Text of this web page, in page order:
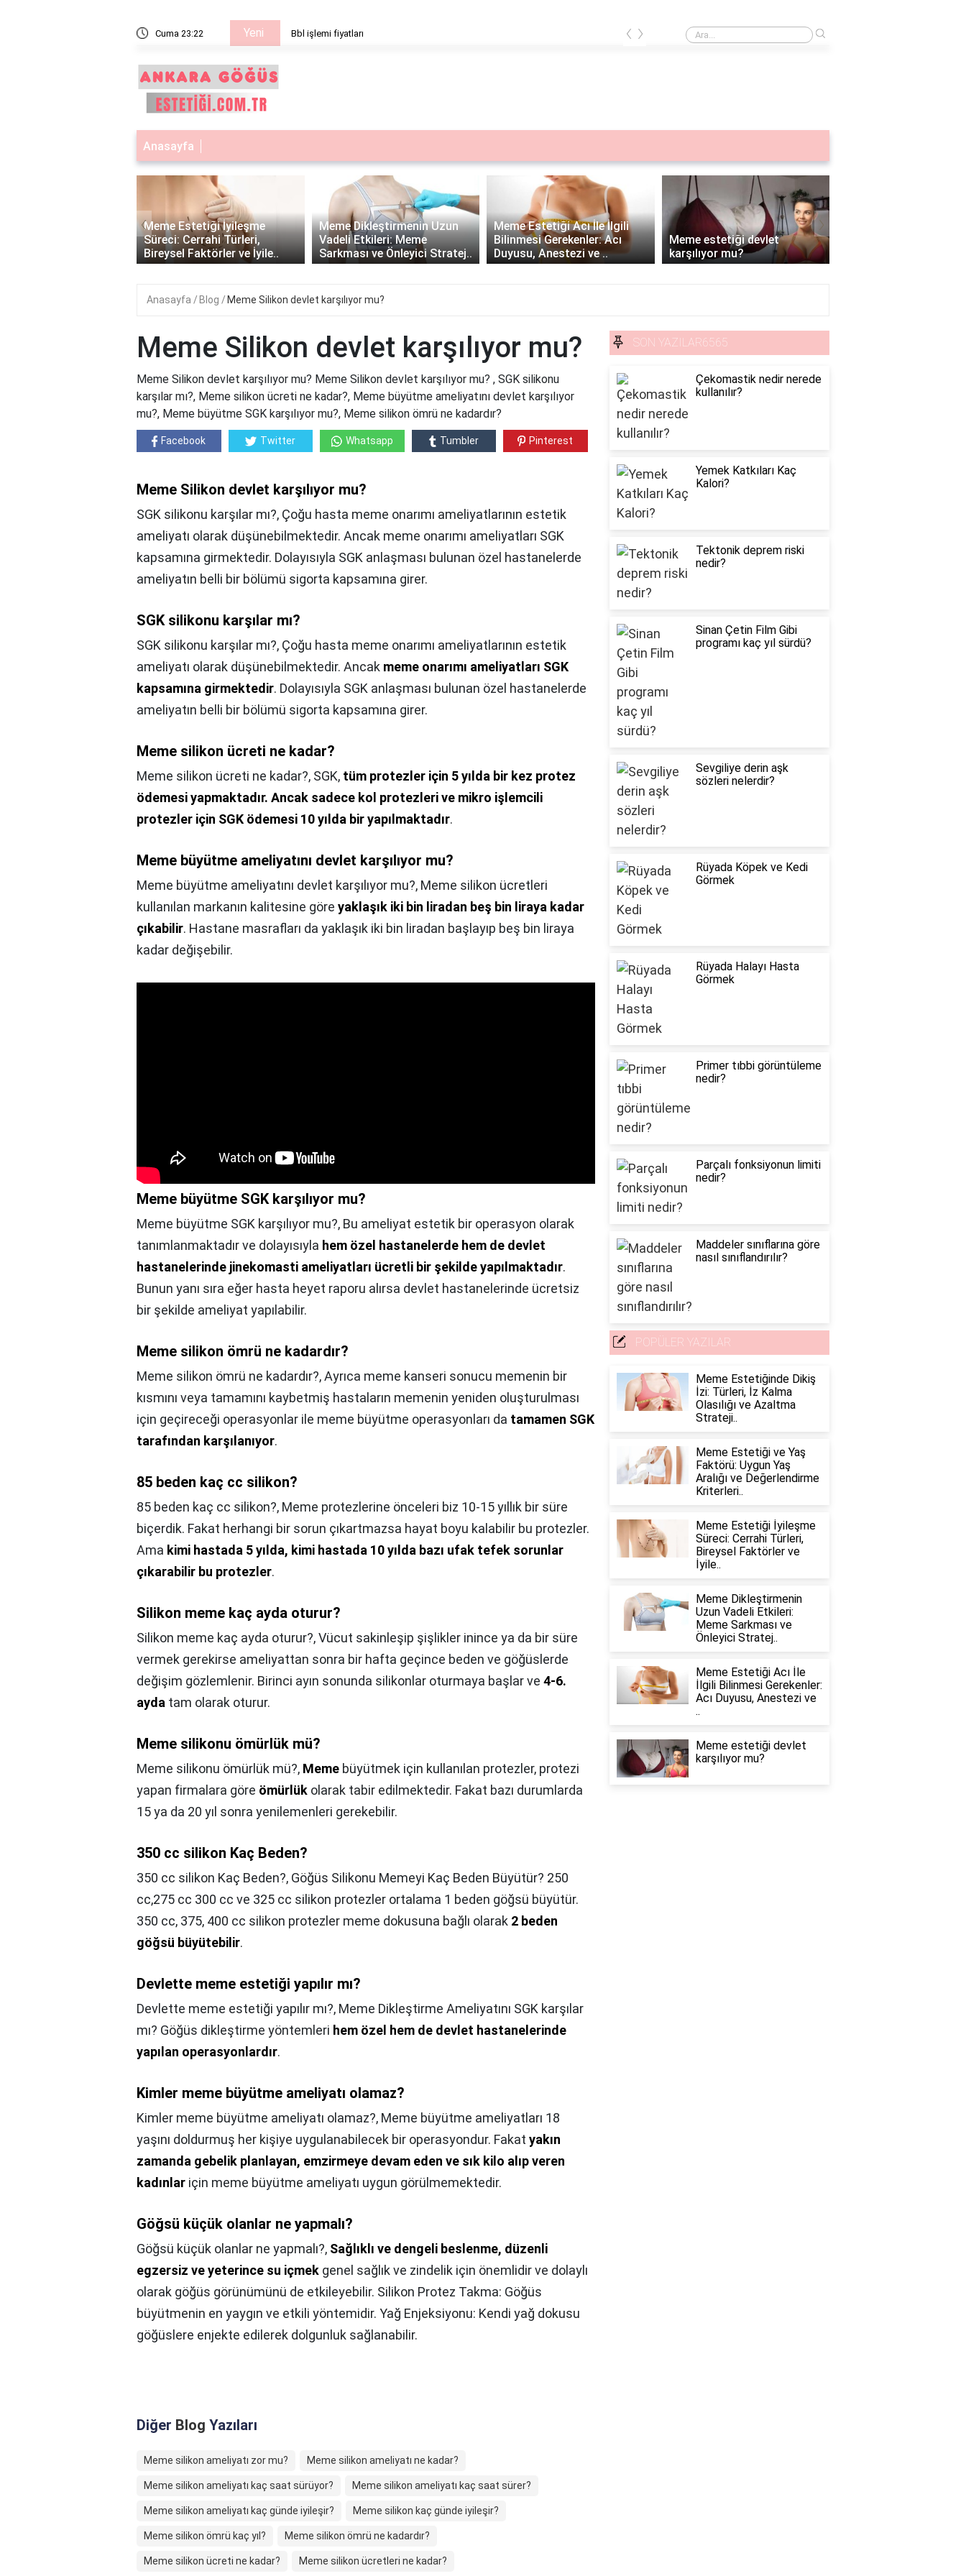
Cuma 23:22 Yeni Bbl işlemi fiyatları Göğüs korsesi
‹ ›
Anasayfa
Meme Estetiği İyileşme
Süreci: Cerrahi Türleri,
Bireysel Faktörler ve İyile..
Meme Dikleştirmenin Uzun
Vadeli Etkileri: Meme
Sarkması ve Önleyici Stratej..
Meme Estetiği Acı İle İlgili
Bilinmesi Gerekenler: Acı
Duyusu, Anestezi ve ..
Meme estetiği devlet
karşılıyor mu?
‹ ›
Anasayfa Blog Meme Silikon devlet karşılıyor mu?
Meme Silikon devlet karşılıyor mu?
Meme Silikon devlet karşılıyor mu? Meme Silikon devlet karşılıyor mu? , SGK silikonu
karşılar mı?, Meme silikon ücreti ne kadar?, Meme büyütme ameliyatını devlet karşılıyor
mu?, Meme büyütme SGK karşılıyor mu?, Meme silikon ömrü ne kadardır?
Facebook Twitter Whatsapp Tumbler Pinterest
Meme Silikon devlet karşılıyor mu?
SGK silikonu karşılar mı?, Çoğu hasta meme onarımı ameliyatlarının estetik
ameliyatı olarak düşünebilmektedir. Ancak meme onarımı ameliyatları SGK
kapsamına girmektedir. Dolayısıyla SGK anlaşması bulunan özel hastanelerde
ameliyatın belli bir bölümü sigorta kapsamına girer.
SGK silikonu karşılar mı?
SGK silikonu karşılar mı?, Çoğu hasta meme onarımı ameliyatlarının estetik
ameliyatı olarak düşünebilmektedir. Ancak meme onarımı ameliyatları SGK
kapsamına girmektedir. Dolayısıyla SGK anlaşması bulunan özel hastanelerde
ameliyatın belli bir bölümü sigorta kapsamına girer.
Meme silikon ücreti ne kadar?
Meme silikon ücreti ne kadar?, SGK, tüm protezler için 5 yılda bir kez protez
ödemesi yapmaktadır. Ancak sadece kol protezleri ve mikro işlemcili
protezler için SGK ödemesi 10 yılda bir yapılmaktadır.
Meme büyütme ameliyatını devlet karşılıyor mu?
Meme büyütme ameliyatını devlet karşılıyor mu?, Meme silikon ücretleri
kullanılan markanın kalitesine göre yaklaşık iki bin liradan beş bin liraya kadar
çıkabilir. Hastane masrafları da yaklaşık iki bin liradan başlayıp beş bin liraya
kadar değişebilir.
Meme büyütme SGK karşılıyor mu?
Meme büyütme SGK karşılıyor mu?, Bu ameliyat estetik bir operasyon olarak
tanımlanmaktadır ve dolayısıyla hem özel hastanelerde hem de devlet
hastanelerinde jinekomasti ameliyatları ücretli bir şekilde yapılmaktadır.
Bunun yanı sıra eğer hasta heyet raporu alırsa devlet hastanelerinde ücretsiz
bir şekilde ameliyat yapılabilir.
Meme silikon ömrü ne kadardır?
Meme silikon ömrü ne kadardır?,Ayrıca meme kanseri sonucu memenin bir
kısmını veya tamamını kaybetmiş hastaların memenin yeniden oluşturulması
için geçireceği operasyonlar ile meme büyütme operasyonları da tamamen SGK
tarafından karşılanıyor.
85 beden kaç cc silikon?
85 beden kaç cc silikon?, Meme protezlerine önceleri biz 10-15 yıllık bir süre
biçerdik. Fakat herhangi bir sorun çıkartmazsa hayat boyu kalabilir bu protezler.
Ama kimi hastada 5 yılda, kimi hastada 10 yılda bazı ufak tefek sorunlar
çıkarabilir bu protezler.
Silikon meme kaç ayda oturur?
Silikon meme kaç ayda oturur?,Vücut sakinleşip şişlikler inince ya da bir süre
vermek gerekirse ameliyattan sonra bir hafta geçince beden ve göğüslerde
değişim gözlemlenir. Birinci ayın sonunda silikonlar oturmaya başlar ve 4-6.
ayda tam olarak oturur.
Meme silikonu ömürlük mü?
Meme silikonu ömürlük mü?, Meme büyütmek için kullanılan protezler, protezi
yapan firmalara göre ömürlük olarak tabir edilmektedir. Fakat bazı durumlarda
15 ya da 20 yıl sonra yenilemenleri gerekebilir.
350 cc silikon Kaç Beden?
350 cc silikon Kaç Beden?, Göğüs Silikonu Memeyi Kaç Beden Büyütür? 250
cc,275 cc 300 cc ve 325 cc silikon protezler ortalama 1 beden göğsü büyütür.
350 cc, 375, 400 cc silikon protezler meme dokusuna bağlı olarak 2 beden
göğsü büyütebilir.
Devlette meme estetiği yapılır mı?
Devlette meme estetiği yapılır mı?, Meme Dikleştirme Ameliyatını SGK karşılar
mı? Göğüs dikleştirme yöntemleri hem özel hem de devlet hastanelerinde
yapılan operasyonlardır.
Kimler meme büyütme ameliyatı olamaz?
Kimler meme büyütme ameliyatı olamaz?, Meme büyütme ameliyatları 18
yaşını doldurmuş her kişiye uygulanabilecek bir operasyondur. Fakat yakın
zamanda gebelik planlayan, emzirmeye devam eden ve sık kilo alıp veren
kadınlar için meme büyütme ameliyatı uygun görülmemektedir.
Göğsü küçük olanlar ne yapmalı?
Göğsü küçük olanlar ne yapmalı?, Sağlıklı ve dengeli beslenme, düzenli
egzersiz ve yeterince su içmek genel sağlık ve zindelik için önemlidir ve dolaylı
olarak göğüs görünümünü de etkileyebilir. Silikon Protez Takma: Göğüs
büyütmenin en yaygın ve etkili yöntemidir. Yağ Enjeksiyonu: Kendi yağ dokusu
göğüslere enjekte edilerek dolgunluk sağlanabilir.
Diğer Blog Yazıları
Meme silikon ameliyatı zor mu? Meme silikon ameliyatı ne kadar?
Meme silikon ameliyatı kaç saat sürüyor? Meme silikon ameliyatı kaç saat sürer?
Meme silikon ameliyatı kaç günde iyileşir? Meme silikon kaç günde iyileşir?
Meme silikon ömrü kaç yıl? Meme silikon ömrü ne kadardır?
Meme silikon ücreti ne kadar? Meme silikon ücretleri ne kadar?
SON YAZILAR6565
Çekomastik nedir nerede
kullanılır?
Yemek Katkıları Kaç
Kalori?
Tektonik deprem riski
nedir?
Sinan Çetin Film Gibi
programı kaç yıl sürdü?
Sevgiliye derin aşk
sözleri nelerdir?
Rüyada Köpek ve Kedi
Görmek
Rüyada Halayı Hasta
Görmek
Primer tıbbi görüntüleme
nedir?
Parçalı fonksiyonun limiti
nedir?
Maddeler sınıflarına göre
nasıl sınıflandırılır?
POPÜLER YAZILAR
Meme Estetiğinde Dikiş
İzi: Türleri, İz Kalma
Olasılığı ve Azaltma
Strateji..
Meme Estetiği ve Yaş
Faktörü: Uygun Yaş
Aralığı ve Değerlendirme
Kriterleri..
Meme Estetiği İyileşme
Süreci: Cerrahi Türleri,
Bireysel Faktörler ve
İyile..
Meme Dikleştirmenin
Uzun Vadeli Etkileri:
Meme Sarkması ve
Önleyici Stratej..
Meme Estetiği Acı İle
İlgili Bilinmesi Gerekenler:
Acı Duyusu, Anestezi ve
..
Meme estetiği devlet
karşılıyor mu?